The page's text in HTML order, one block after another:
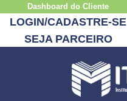
Dashboard do Cliente
LOGIN/CADASTRE-SE
SEJA PARCEIRO